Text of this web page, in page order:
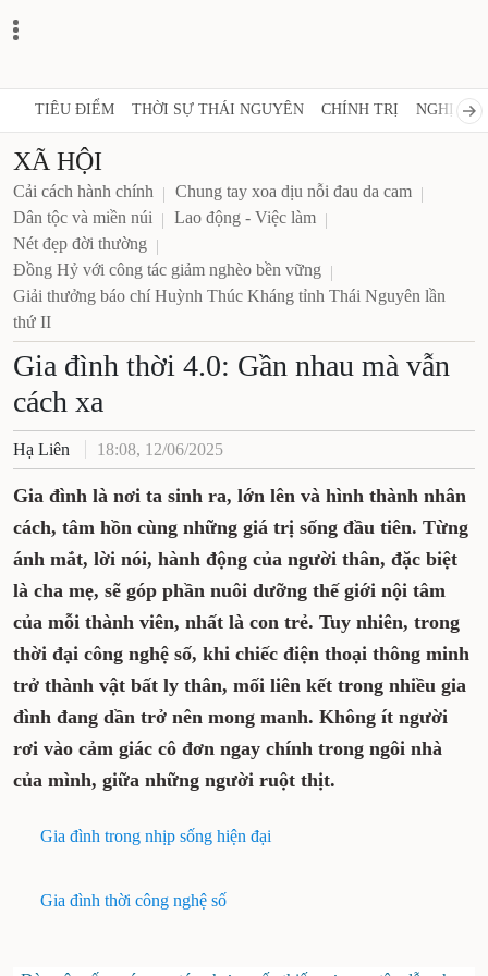
TIÊU ĐIỂM THỜI SỰ THÁI NGUYÊN CHÍNH TRỊ NGHỊ
XÃ HỘI
Cải cách hành chính
Chung tay xoa dịu nỗi đau da cam
Dân tộc và miền núi
Lao động - Việc làm
Nét đẹp đời thường
Đồng Hỷ với công tác giảm nghèo bền vững
Giải thưởng báo chí Huỳnh Thúc Kháng tỉnh Thái Nguyên lần
thứ II
Gia đình thời 4.0: Gần nhau mà vẫn
cách xa
Hạ Liên 18:08, 12/06/2025
Gia đình là nơi ta sinh ra, lớn lên và hình thành nhân
cách, tâm hồn cùng những giá trị sống đầu tiên. Từng
ánh mắt, lời nói, hành động của người thân, đặc biệt
là cha mẹ, sẽ góp phần nuôi dưỡng thế giới nội tâm
của mỗi thành viên, nhất là con trẻ. Tuy nhiên, trong
thời đại công nghệ số, khi chiếc điện thoại thông minh
trở thành vật bất ly thân, mối liên kết trong nhiều gia
đình đang dần trở nên mong manh. Không ít người
rơi vào cảm giác cô đơn ngay chính trong ngôi nhà
của mình, giữa những người ruột thịt.
Gia đình trong nhịp sống hiện đại
Gia đình thời công nghệ số